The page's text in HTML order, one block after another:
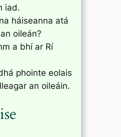
iad.
háiseanna atá
oileán?
a bhí ar Rí
phointe eolais
an oileáin.